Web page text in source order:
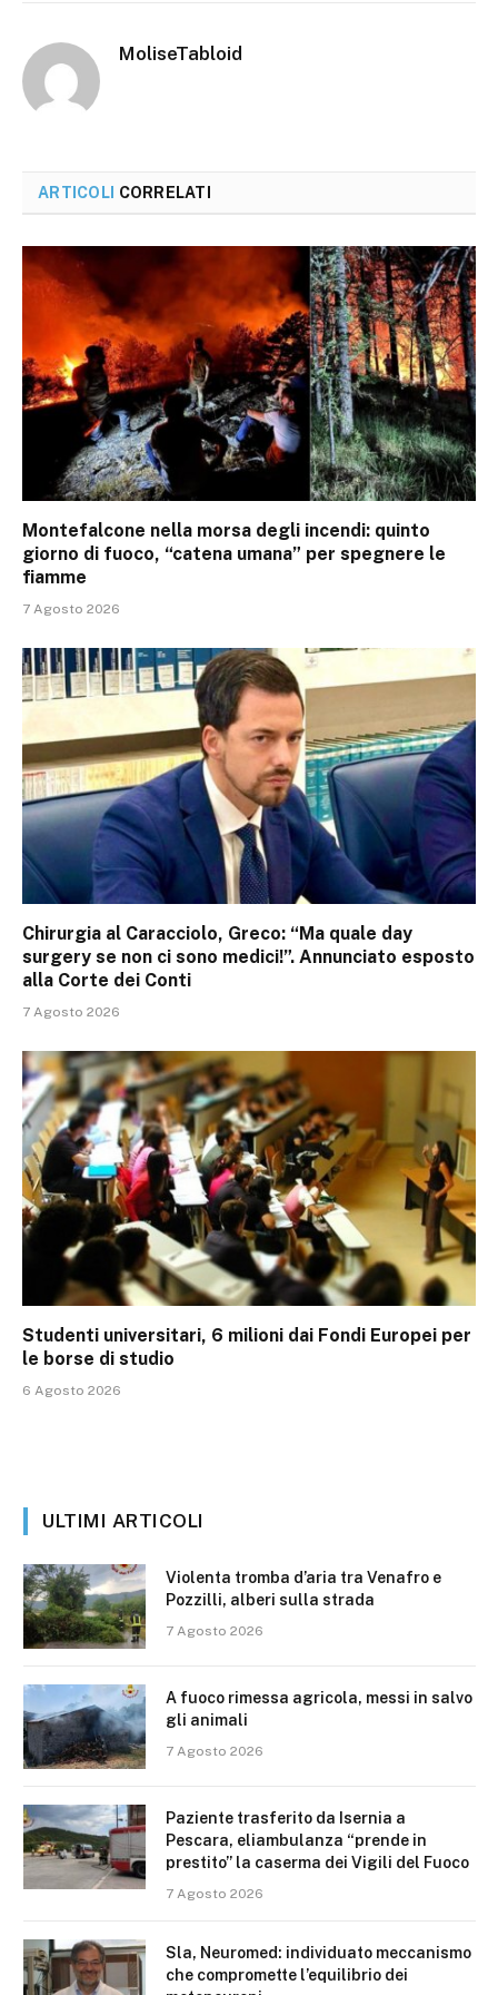
MoliseTabloid
ARTICOLI CORRELATI
Montefalcone nella morsa degli incendi: quinto
giorno di fuoco, “catena umana” per spegnere le
fiamme
7 Agosto 2026
Chirurgia al Caracciolo, Greco: “Ma quale day
surgery se non ci sono medici!”. Annunciato esposto
alla Corte dei Conti
7 Agosto 2026
Studenti universitari, 6 milioni dai Fondi Europei per
le borse di studio
6 Agosto 2026
ULTIMI ARTICOLI
Violenta tromba d’aria tra Venafro e
Pozzilli, alberi sulla strada
7 Agosto 2026
A fuoco rimessa agricola, messi in salvo
gli animali
7 Agosto 2026
Paziente trasferito da Isernia a
Pescara, eliambulanza “prende in
prestito” la caserma dei Vigili del Fuoco
7 Agosto 2026
Sla, Neuromed: individuato meccanismo
che compromette l’equilibrio dei